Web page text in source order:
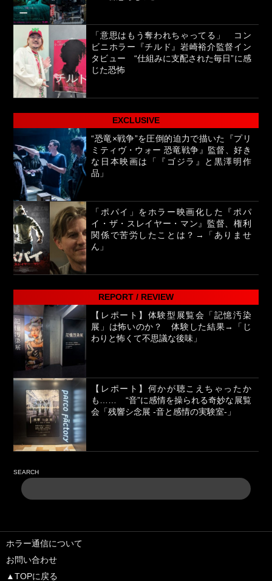
「意思はもう奪われちゃってる」 コン
ビニホラー『チルド』岩崎裕介監督イン
タビュー “仕組みに支配された毎日”に感
じた恐怖
EXCLUSIVE
“恐竜×戦争”を圧倒的迫力で描いた『プリ
ミティヴ・ウォー 恐竜戦争』監督、好き
な日本映画は「『ゴジラ』と黒澤明作
品」
「ポパイ」をホラー映画化した『ポパ
イ・ザ・スレイヤー・マン』監督、権利
関係で苦労したことは？→「ありませ
ん」
REPORT / REVIEW
【レポート】体験型展覧会「記憶汚染
展」は怖いのか？ 体験した結果→「じ
わりと怖くて不思議な後味」
【レポート】何かが聴こえちゃったか
も…… “音”に感情を操られる奇妙な展覧
会「残響シ念展 -⾳と感情の実験室-」
SEARCH
ホラー通信について
お問い合わせ
▲TOPに戻る